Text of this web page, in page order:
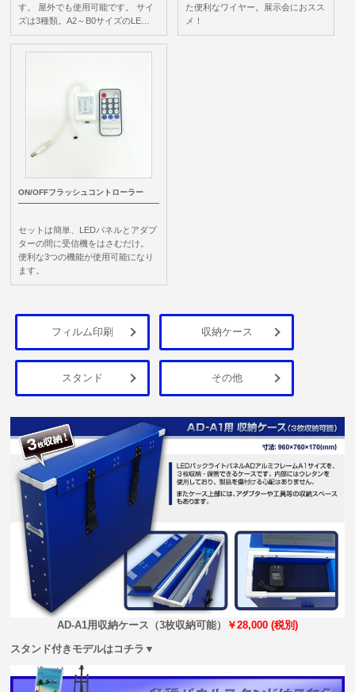
す。 屋外でも使用可能です。 サイ
ズは3種類。A2～B0サイズのLE…
た便利なワイヤー。展示会におスス
メ！
ON/OFFフラッシュコントローラー
セットは簡単、LEDパネルとアダプ
ターの間に受信機をはさむだけ。
便利な3つの機能が使用可能になり
ます。
フィルム印刷 収納ケース
スタンド その他
AD-A1用収納ケース（3枚収納可能）
￥28,000 (税別)
スタンド付きモデルはコチラ▼